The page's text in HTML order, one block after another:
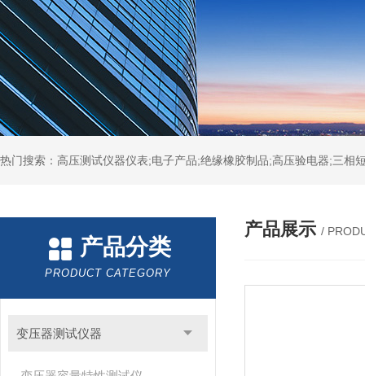
热门搜索：高压测试仪器仪表;电子产品;绝缘橡胶制品;高压验电器;三
产品分类
PRODUCT CATEGORY
变压器测试仪器
产品展示 /